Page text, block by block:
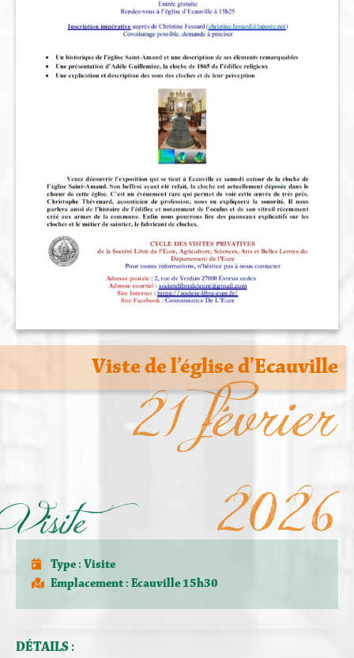
Viste de l’église d’Ecauville
21 février
2026
Visite
Type : Visite
Emplacement : Ecauville 15h30
DÉTAILS :